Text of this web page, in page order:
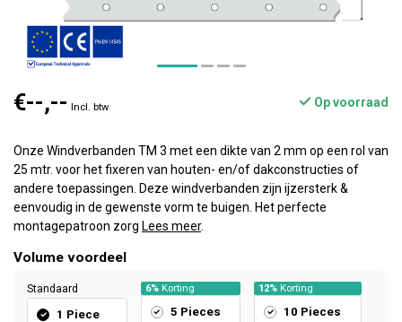
€--,-- Incl. btw Op voorraad
Onze Windverbanden TM 3 met een dikte van 2 mm op een rol van
25 mtr. voor het fixeren van houten- en/of dakconstructies of
andere toepassingen. Deze windverbanden zijn ijzersterk &
eenvoudig in de gewenste vorm te buigen. Het perfecte
montagepatroon zorg Lees meer.
Volume voordeel
Standaard
1 Piece
6%Korting
5 Pieces
12% Korting
10 Pieces